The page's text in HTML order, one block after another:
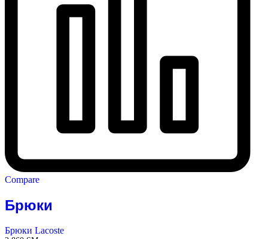
Compare
Брюки
Брюки Lacoste